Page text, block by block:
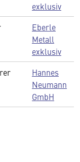
exklusiv
Eberle
Metall
exklusiv
Hannes
Neumann
GmbH